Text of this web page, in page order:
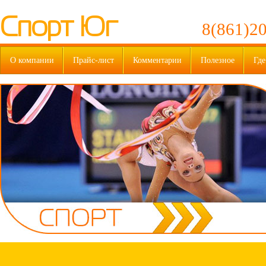
Спорт Юг
О компании Прайс-лист Комментарии Полезное